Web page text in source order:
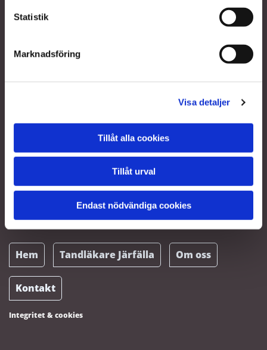
Statistik
Marknadsföring
Visa detaljer
Tillåt alla cookies
Tillåt urval
Endast nödvändiga cookies
Adress
Kontakta oss
email@test.se
lördag - söndag
Stängt
Företagsnamn
Möjligheten för att få ha friska tänder livet ut ökar väsentligt om du
regelbundet går till tandläkaren eller tandhygienisten. Välkommen till oss
om du letar efter en modern tandläkare i Järfälla.
Hem Tandläkare Järfälla Om oss
Kontakt
Integritet & cookies